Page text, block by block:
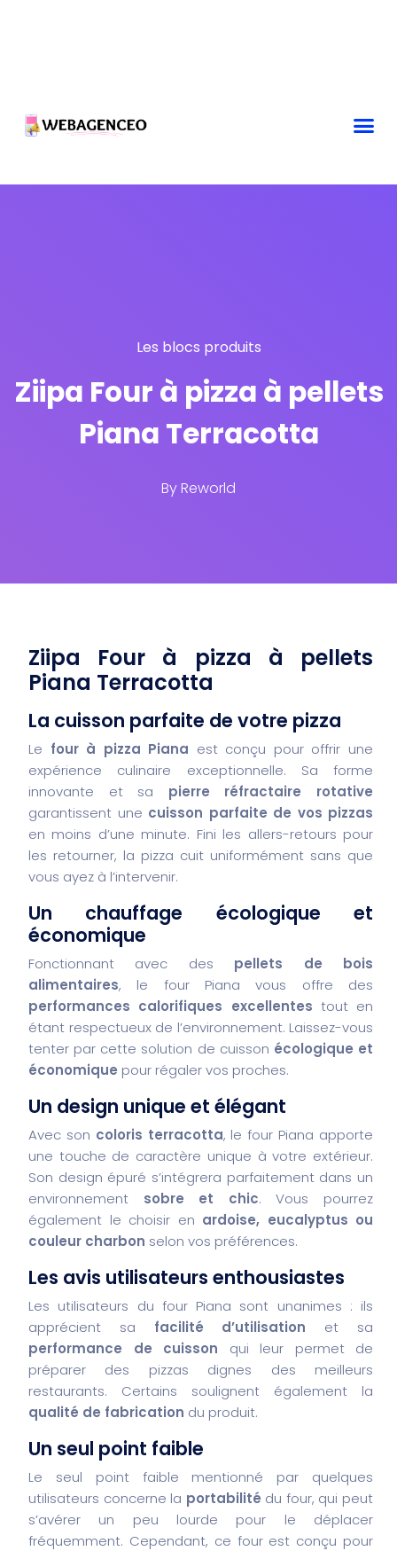
Les blocs produits
Ziipa Four à pizza à pellets
Piana Terracotta
ByReworld
Ziipa Four à pizza à pellets
Piana Terracotta
La cuisson parfaite de votre pizza
Le four à pizza Piana est conçu pour offrir une
expérience culinaire exceptionnelle. Sa forme
innovante et sa pierre réfractaire rotative
garantissent une cuisson parfaite de vos pizzas
en moins d’une minute. Fini les allers-retours pour
les retourner, la pizza cuit uniformément sans que
vous ayez à l’intervenir.
Un chauffage écologique et
économique
Fonctionnant avec des pellets de bois
alimentaires, le four Piana vous offre des
performances calorifiques excellentes tout en
étant respectueux de l’environnement. Laissez-vous
tenter par cette solution de cuisson écologique et
économique pour régaler vos proches.
Un design unique et élégant
Avec son coloris terracotta, le four Piana apporte
une touche de caractère unique à votre extérieur.
Son design épuré s’intégrera parfaitement dans un
environnement sobre et chic. Vous pourrez
également le choisir en ardoise, eucalyptus ou
couleur charbon selon vos préférences.
Les avis utilisateurs enthousiastes
Les utilisateurs du four Piana sont unanimes : ils
apprécient sa facilité d’utilisation et sa
performance de cuisson qui leur permet de
préparer des pizzas dignes des meilleurs
restaurants. Certains soulignent également la
qualité de fabrication du produit.
Un seul point faible
Le seul point faible mentionné par quelques
utilisateurs concerne la portabilité du four, qui peut
s’avérer un peu lourde pour le déplacer
fréquemment. Cependant, ce four est conçu pour